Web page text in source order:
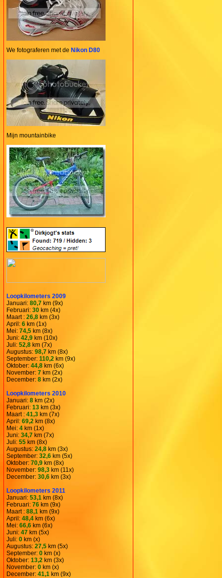
We fotograferen met de Nikon D80
Mijn mountainbike
Loopkilometers 2009
Januari: 80,7 km (9x)
Februari: 30 km (4x)
Maart : 26,8 km (3x)
April: 6 km (1x)
Mei: 74,5 km (8x)
Juni: 42,9 km (10x)
Juli: 52,8 km (7x)
Augustus: 98,7 km (8x)
September: 110,2 km (9x)
Oktober: 44,8 km (6x)
November: 7 km (2x)
December: 8 km (2x)
Loopkilometers 2010
Januari: 8 km (2x)
Februari: 13 km (3x)
Maart : 41,3 km (7x)
April: 69,2 km (8x)
Mei: 4 km (1x)
Juni: 34,7 km (7x)
Juli: 55 km (8x)
Augustus: 24,8 km (3x)
September: 32,6 km (5x)
Oktober: 70,9 km (8x)
November: 98,3 km (11x)
December: 30,6 km (3x)
Loopkilometers 2011
Januari: 53,1 km (8x)
Februari: 76 km (9x)
Maart : 88,1 km (9x)
April: 48,4 km (6x)
Mei: 66,6 km (6x)
Juni: 47 km (5x)
Juli: 0 km (x)
Augustus: 27,5 km (5x)
September: 0 km (x)
Oktober: 13,2 km (3x)
November: 0 km (x)
December: 41,1 km (9x)